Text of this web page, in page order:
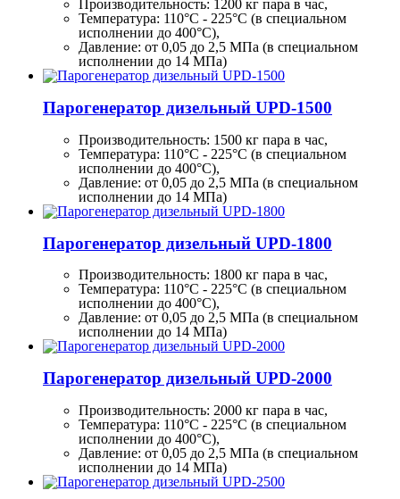
Производительность: 1200 кг пара в час,
Температура: 110°C - 225°C (в специальном
исполнении до 400°C),
Давление: от 0,05 до 2,5 МПа (в специальном
исполнении до 14 МПа)
Парогенератор дизельный UPD-1500
Производительность: 1500 кг пара в час,
Температура: 110°C - 225°C (в специальном
исполнении до 400°C),
Давление: от 0,05 до 2,5 МПа (в специальном
исполнении до 14 МПа)
Парогенератор дизельный UPD-1800
Производительность: 1800 кг пара в час,
Температура: 110°C - 225°C (в специальном
исполнении до 400°C),
Давление: от 0,05 до 2,5 МПа (в специальном
исполнении до 14 МПа)
Парогенератор дизельный UPD-2000
Производительность: 2000 кг пара в час,
Температура: 110°C - 225°C (в специальном
исполнении до 400°C),
Давление: от 0,05 до 2,5 МПа (в специальном
исполнении до 14 МПа)